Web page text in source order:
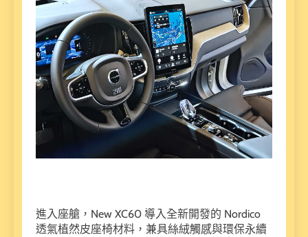
進入座艙，New XC60 導入全新開發的 Nordico
透氣植然皮座椅材料，兼具絲絨觸感與環保永續